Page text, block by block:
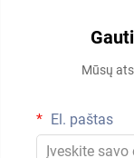
Mūsų
El. paštas